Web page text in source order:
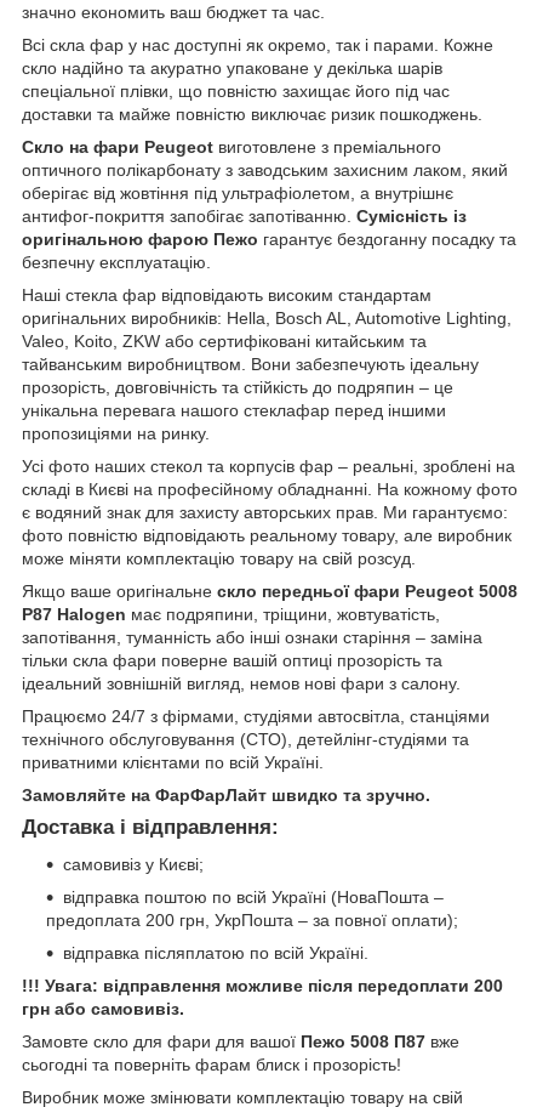
значно економить ваш бюджет та час.
Всі скла фар у нас доступні як окремо, так і парами. Кожне
скло надійно та акуратно упаковане у декілька шарів
спеціальної плівки, що повністю захищає його під час
доставки та майже повністю виключає ризик пошкоджень.
Скло на фари Peugeot виготовлене з преміального
оптичного полікарбонату з заводським захисним лаком, який
оберігає від жовтіння під ультрафіолетом, а внутрішнє
антифог-покриття запобігає запотіванню. Сумісність із
оригінальною фарою Пежо гарантує бездоганну посадку та
безпечну експлуатацію.
Наші стекла фар відповідають високим стандартам
оригінальних виробників: Hella, Bosch AL, Automotive Lighting,
Valeo, Koito, ZKW або сертифіковані китайським та
тайванським виробництвом. Вони забезпечують ідеальну
прозорість, довговічність та стійкість до подряпин – це
унікальна перевага нашого стеклафар перед іншими
пропозиціями на ринку.
Усі фото наших стекол та корпусів фар – реальні, зроблені на
складі в Києві на професійному обладнанні. На кожному фото
є водяний знак для захисту авторських прав. Ми гарантуємо:
фото повністю відповідають реальному товару, але виробник
може міняти комплектацію товару на свій розсуд.
Якщо ваше оригінальне скло передньої фари Peugeot 5008
P87 Halogen має подряпини, тріщини, жовтуватість,
запотівання, туманність або інші ознаки старіння – заміна
тільки скла фари поверне вашій оптиці прозорість та
ідеальний зовнішній вигляд, немов нові фари з салону.
Працюємо 24/7 з фірмами, студіями автосвітла, станціями
технічного обслуговування (СТО), детейлінг-студіями та
приватними клієнтами по всій Україні.
Замовляйте на ФарФарЛайт швидко та зручно.
Доставка і відправлення:
самовивіз у Києві;
відправка поштою по всій Україні (НоваПошта –
предоплата 200 грн, УкрПошта – за повної оплати);
відправка післяплатою по всій Україні.
!!! Увага: відправлення можливе після передоплати 200
грн або самовивіз.
Замовте скло для фари для вашої Пежо 5008 П87 вже
сьогодні та поверніть фарам блиск і прозорість!
Виробник може змінювати комплектацію товару на свій